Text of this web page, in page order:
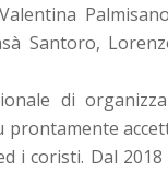
Santoro,
di
prontamente
i coristi. Dal